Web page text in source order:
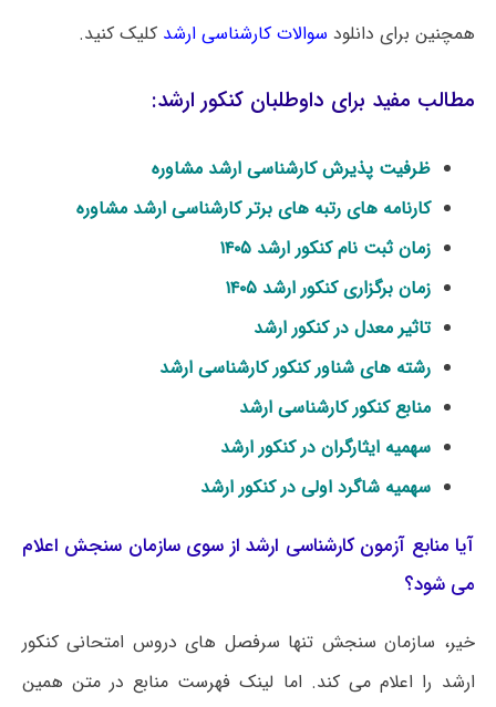
همچنین برای دانلود سوالات کارشناسی ارشد کلیک کنید.
مطالب مفید برای داوطلبان کنکور ارشد:
ظرفیت پذیرش کارشناسی ارشد مشاوره
کارنامه های رتبه های برتر کارشناسی ارشد مشاوره
زمان ثبت نام کنکور ارشد ۱۴۰۵
زمان برگزاری کنکور ارشد ۱۴۰۵
تاثیر معدل در کنکور ارشد
رشته های شناور کنکور کارشناسی ارشد
منابع کنکور کارشناسی ارشد
سهمیه ایثارگران در کنکور ارشد
سهمیه شاگرد اولی در کنکور ارشد
آیا منابع آزمون کارشناسی ارشد از سوی سازمان سنجش اعلام
می شود؟
خیر، سازمان سنجش تنها سرفصل های دروس امتحانی کنکور
ارشد را اعلام می کند. اما لینک فهرست منابع در متن همین